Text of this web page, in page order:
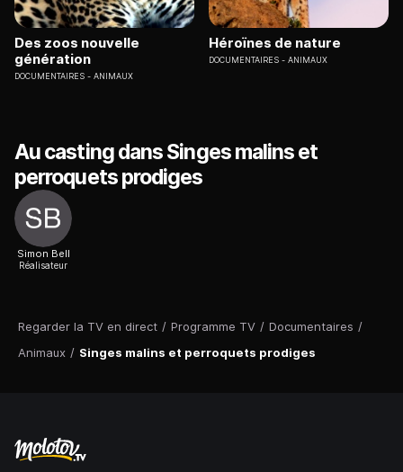
Regarder la TV en direct / Programme TV / Documentaires /
Animaux / Singes malins et perroquets prodiges
Des zoos nouvelle
génération
DOCUMENTAIRES ANIMAUX
Héroïnes de nature
DOCUMENTAIRES ANIMAUX
Au casting dans Singes malins et
perroquets prodiges
Simon Bell
Réalisateur